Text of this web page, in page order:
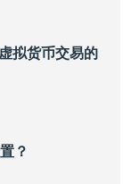
拟货币交易的
？